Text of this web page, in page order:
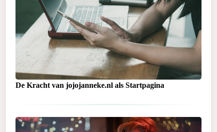
De Kracht van jojojanneke.nl als Startpagina